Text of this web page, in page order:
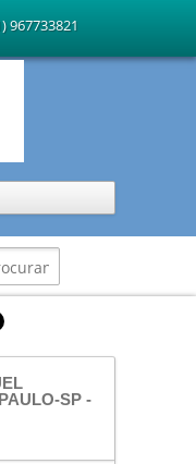
967733821
SP -